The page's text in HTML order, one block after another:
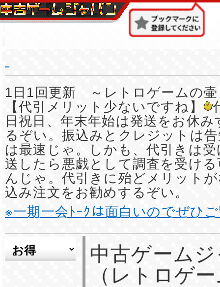
1日1回更新 ～レトロゲームの壷
【代引メリット少ないですね】
日祝日、年末年始は発送をお休
るぞい。振込みとクレジットは
は最速じゃ。しかも、代引きは
送したら悪戯として調査を受け
んじゃ。代引きに殆どメリット
込み注文をお勧めするぞい。
※一期一会ﾄｰｸは面白いのでぜひ
中古ゲーム
（レトロゲ